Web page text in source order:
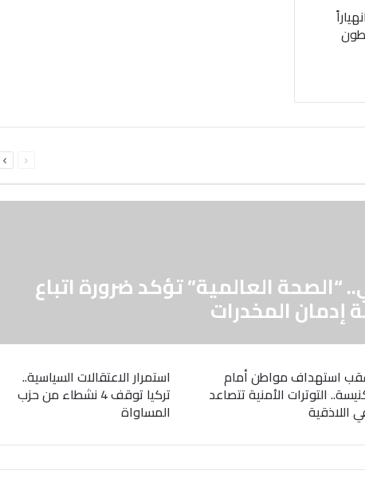
الصفحةالصفحة
“الصحة العالمية” تؤكد ضرورة اتباع
المخدرات
استهداف مواطن أمام
التوترات الأمنية تتصاعد
اللاذقية
استمرار الاعتقالات السياسية..
تركيا توقف 4 نشطاء من حزب
المساواة